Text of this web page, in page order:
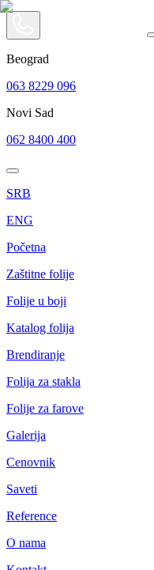
Beograd
063 8229 096
Novi Sad
062 8400 400
SRB
ENG
Početna
Zaštitne folije
Folije u boji
Katalog folija
Brendiranje
Folija za stakla
Folije za farove
Galerija
Cenovnik
Saveti
Reference
O nama